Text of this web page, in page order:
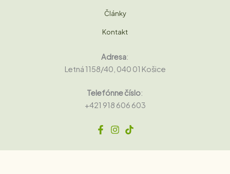
Články
Kontakt
Adresa:
Letná 1158/40, 040 01 Košice
Telefónne číslo:
+421 918 606 603